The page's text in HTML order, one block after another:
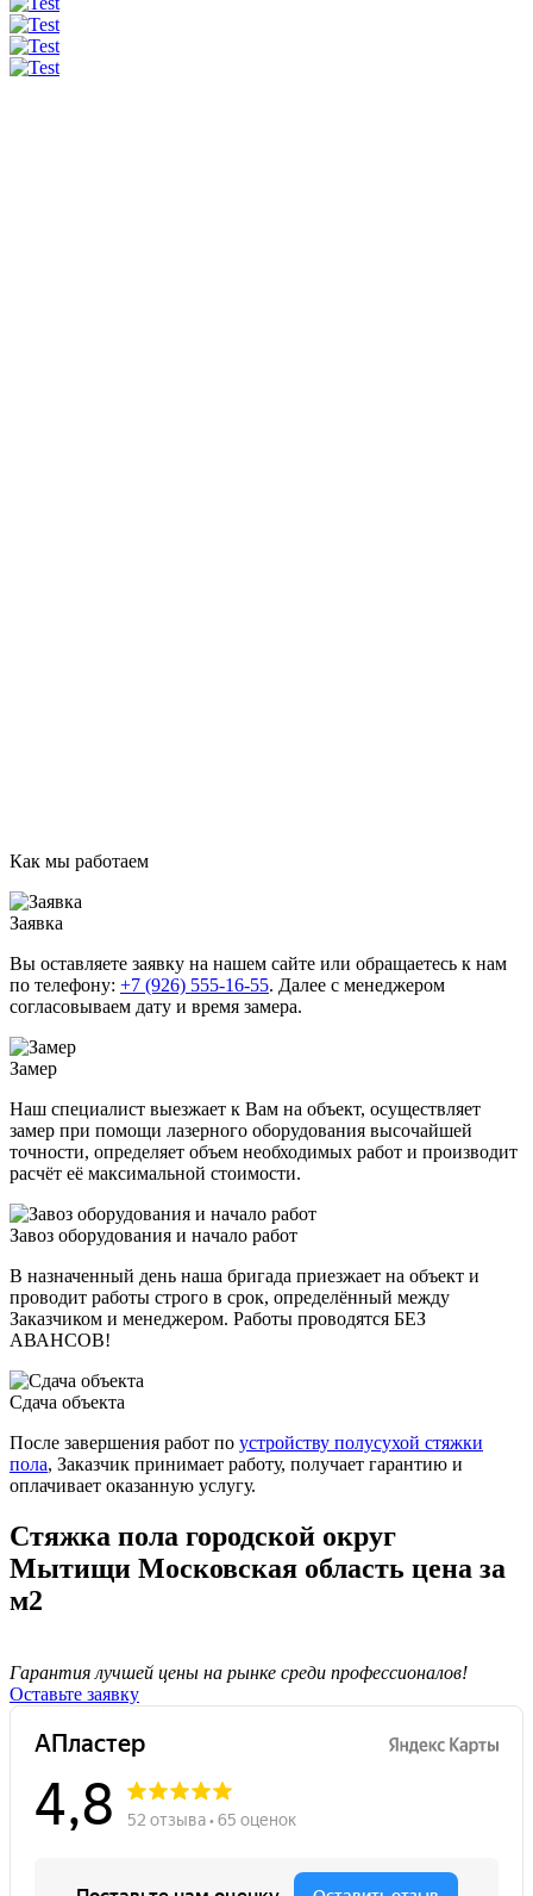
Как мы работаем
Заявка
Вы оставляете заявку на нашем сайте или обращаетесь к нам
по телефону: +7 (926) 555-16-55. Далее с менеджером
согласовываем дату и время замера.
Замер
Наш специалист выезжает к Вам на объект, осуществляет
замер при помощи лазерного оборудования высочайшей
точности, определяет объем необходимых работ и производит
расчёт её максимальной стоимости.
Завоз оборудования и нaчaло paбoт
В назначенный день наша бригада приезжает на объект и
проводит работы строго в срок, определённый между
Заказчиком и менеджером. Работы проводятся БЕЗ
АВАНСОВ!
Сдача объекта
После завершения работ по устройству полусухой стяжки
пола, Заказчик принимает работу, получает гарантию и
оплачивает оказанную услугу.
Стяжка пола городской округ
Мытищи Московская область цена за
м2
Гарантия лучшей цены на рынке среди профессионалов!
Оставьте заявку